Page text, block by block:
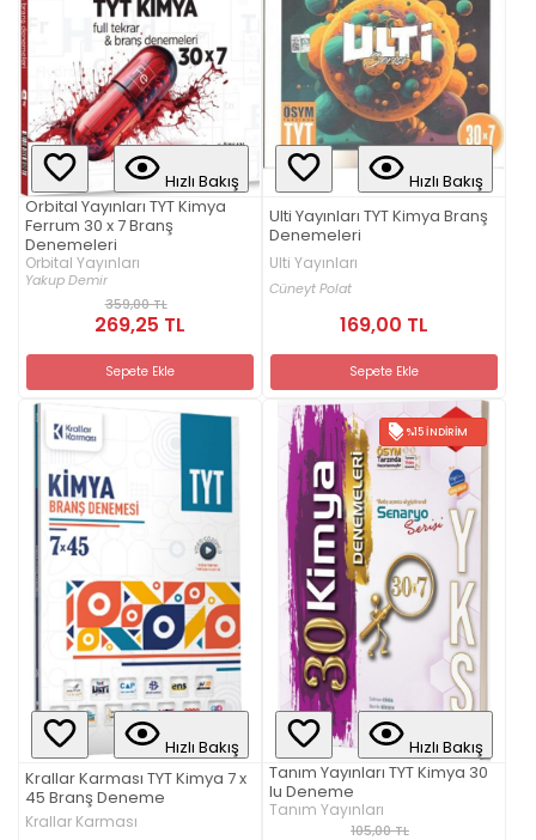
Hızlı Bakış
Orbital Yayınları TYT Kimya
Ferrum 30 x 7 Branş
Denemeleri
Orbital Yayınları
Yakup Demir
359,00 TL
269,25 TL
Sepete Ekle
Hızlı Bakış
Ulti Yayınları TYT Kimya Branş
Denemeleri
Ulti Yayınları
Cüneyt Polat
169,00 TL
Sepete Ekle
Hızlı Bakış
Krallar Karması TYT Kimya 7 x
45 Branş Deneme
Krallar Karması
%15 İNDIRIM
Hızlı Bakış
Tanım Yayınları TYT Kimya 30
lu Deneme
Tanım Yayınları
105,00 TL